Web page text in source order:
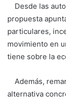
Desde las
propuesta
particulares,
movimiento en
tiene sobre la
Además,
alternativa